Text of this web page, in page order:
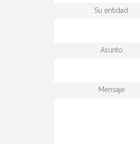
Su entidad
Asunto
Mensaje